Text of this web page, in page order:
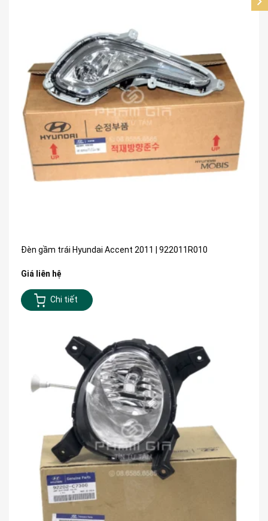
Đèn gầm trái Hyundai Accent 2011 | 922011R010
Giá liên hệ
Chi tiết